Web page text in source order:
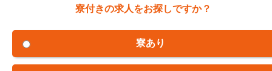
寮付きの求人をお探しですか？
寮あり